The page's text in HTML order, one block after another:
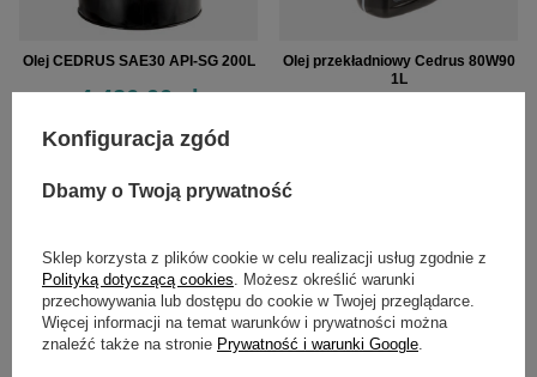
Olej CEDRUS SAE30 API-SG 200L
4 426,00 zł
Olej przekładniowy Cedrus 80W90
1L
Konfiguracja zgód
Dbamy o Twoją prywatność
Sklep korzysta z plików cookie w celu realizacji usług zgodnie z
Polityką dotyczącą cookies . Możesz określić warunki
przechowywania lub dostępu do cookie w Twojej przeglądarce.
Więcej informacji na temat warunków i prywatności można
znaleźć także na stronie Prywatność i warunki Google